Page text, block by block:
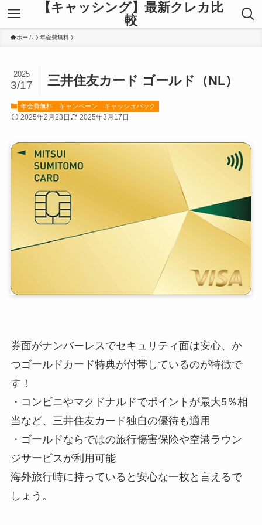
【キャッシング】最新クレカ比
較
ホーム 年会費無料
三井住友カード ゴールド（NL）
2025
3/17
年会費無料 キャンペーン キャッシュバック
2025年2月23日 2025年3月17日
券面がナンバーレスでセキュリティ面は安心、か
つゴールドカード特典が付帯しているのが特徴で
す！
・コンビニやマクドナルドでポイントが最大5％相
当など、三井住友カード独自の優待も適用
・ゴールドならではの旅行傷害保険や空港ラウン
ジサービスが利用可能
海外旅行時に持っていると安心な一枚と言えるで
しょう。